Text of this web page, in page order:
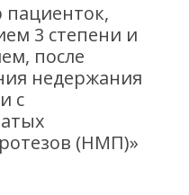
пациенток,
3 степени и
после
недержания
с
(НМП)»